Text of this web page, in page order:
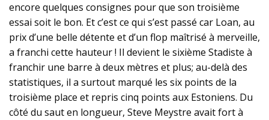
encore quelques consignes pour que son troisième
essai soit le bon. Et c’est ce qui s’est passé car Loan, au
prix d’une belle détente et d’un flop maîtrisé à merveille,
a franchi cette hauteur ! Il devient le sixième Stadiste à
franchir une barre à deux mètres et plus; au-delà des
statistiques, il a surtout marqué les six points de la
troisième place et repris cinq points aux Estoniens. Du
côté du saut en longueur, Steve Meystre avait fort à